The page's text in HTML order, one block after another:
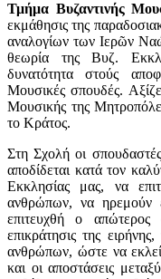
Τμήμα Βυζαντινής
εκμάθησις της
αναλογίων των Ιερῶν
θεωρία της Βυζ.
δυνατότητα στούς
Μουσικές σπουδές.
Μουσικής της
το Κράτος.
Στη Σχολή οι
αποδίδεται κατά τον
Εκκλησίας μας, να
ανθρώπων, να ηρεμούν
επιτευχθή ο
επικράτησις της
ανθρώπων, ώστε να
και οι αποστάσεις